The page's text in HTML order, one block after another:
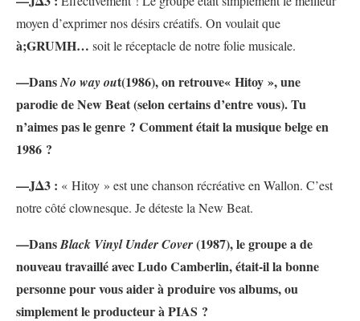
moyen d’exprimer nos désirs créatifs. On voulait que
à;GRUMH… soit le réceptacle de notre folie musicale.
—DansNo way out(1986), on retrouve« Hitoy », une
parodie de New Beat (selon certains d’entre vous). Tu
n’aimes pas le genre ? Comment était la musique belge en
1986 ?
—JΔ3 : « Hitoy » est une chanson récréative en Wallon. C’est
notre côté clownesque. Je déteste la New Beat.
—DansBlack Vinyl Under Cover(1987), le groupe a de
nouveau travaillé avec Ludo Camberlin, était-il la bonne
personne pour vous aider à produire vos albums, ou
simplement le producteur à PIAS ?